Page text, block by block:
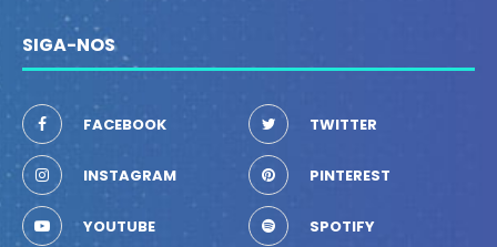
SIGA-NOS
FACEBOOK TWITTER
INSTAGRAM PINTEREST
YOUTUBE SPOTIFY